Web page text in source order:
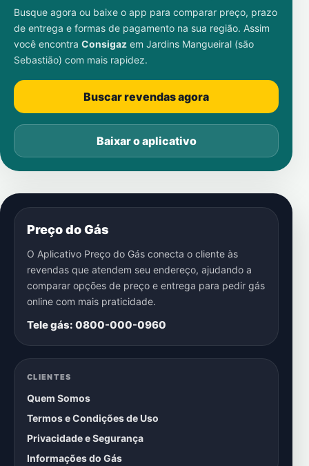
Busque agora ou baixe o app para comparar preço, prazo
de entrega e formas de pagamento na sua região. Assim
você encontra Consigaz em Jardins Mangueiral (são
Sebastião) com mais rapidez.
Buscar revendas agora
Baixar o aplicativo
Preço do Gás
O Aplicativo Preço do Gás conecta o cliente às
revendas que atendem seu endereço, ajudando a
comparar opções de preço e entrega para pedir gás
online com mais praticidade.
Tele gás: 0800-000-0960
CLIENTES
Quem Somos
Termos e Condições de Uso
Privacidade e Segurança
Informações do Gás